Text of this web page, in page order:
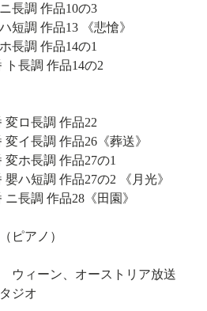
長調 作品10の3
短調 作品13 《悲愴》
長調 作品14の1
ト長調 作品14の2
変ロ長調 作品22
イ長調 作品26《葬送》
変ホ長調 作品27の1
ハ短調 作品27の2 《月光》
長調 作品28《田園》
ピアノ）
ウィーン、オーストリア放送
ジオ